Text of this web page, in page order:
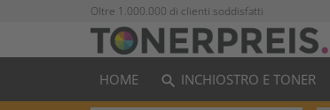
Oltre 1.000.000 di clienti soddisfatti
HOME search INCHIOSTRO E TONER